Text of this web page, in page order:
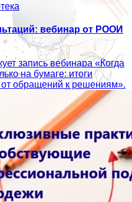
вебинар от РООИ
запись вебинара «Когда
на бумаге: итоги
от обращений к решениям».